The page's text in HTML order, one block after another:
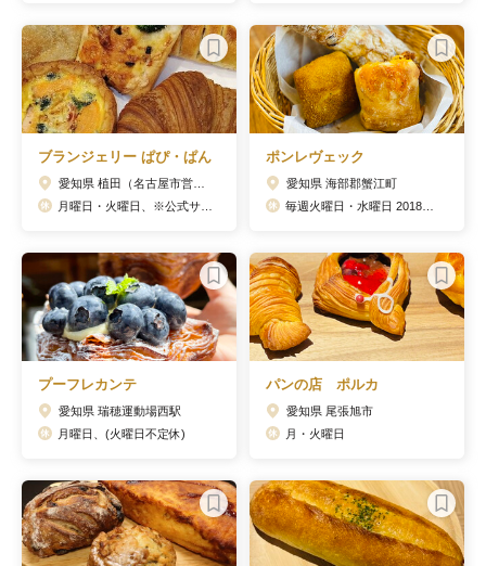
ブランジェリー ぱぴ・ぱん ポンレヴェック
愛知県 海部郡蟹江町
プーフレカンテ
愛知県 瑞穂運動場西駅
月曜日、(火曜日不定休)
パンの店 ポルカ
愛知県 尾張旭市
月・火曜日